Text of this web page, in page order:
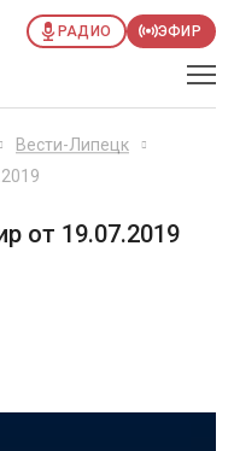
РАДИО ЭФИР
Вести-Липецк
от 19.07.2019